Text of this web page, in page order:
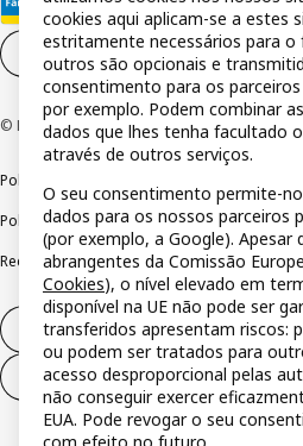
Definições de cookies
© Inter IKEA Systems B.V 1999-2026
Política de privacidade
Política de divulgação responsávelLivro de
Reclamações e resolução de litígios
Direito de livre resolução
Direito de livre resolução
cookies aqui aplicam-se a estes
estritamente necessários para
outros são opcionais e
consentimento para os
por exemplo. Podem combinar
dados que lhes tenha facultado
através de outros serviços.
O seu consentimento permite-
dados para os nossos parceiros
(por exemplo, a Google). Apesar
abrangentes da Comissão
Cookies), o nível elevado em
disponível na UE não pode ser
transferidos apresentam riscos:
ou podem ser tratados para
acesso desproporcional pelas
não conseguir exercer
EUA. Pode revogar o seu